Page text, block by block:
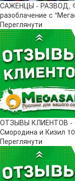
САЖЕНЦЫ - РАЗВОД,
разоблачение с
Переглянути
ОТЗЫВЫ КЛИЕНТОВ -
Смородина и Кизил
Переглянути